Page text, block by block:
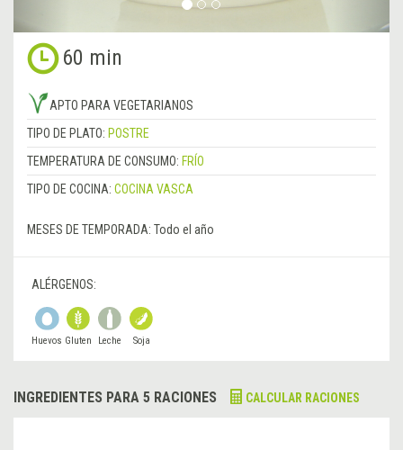
60 min
APTO PARA VEGETARIANOS
TIPO DE PLATO: POSTRE
TEMPERATURA DE CONSUMO: FRÍO
TIPO DE COCINA: COCINA VASCA
MESES DE TEMPORADA: Todo el año
ALÉRGENOS:
Huevos Gluten Leche Soja
INGREDIENTES PARA 5 RACIONES CALCULAR RACIONES